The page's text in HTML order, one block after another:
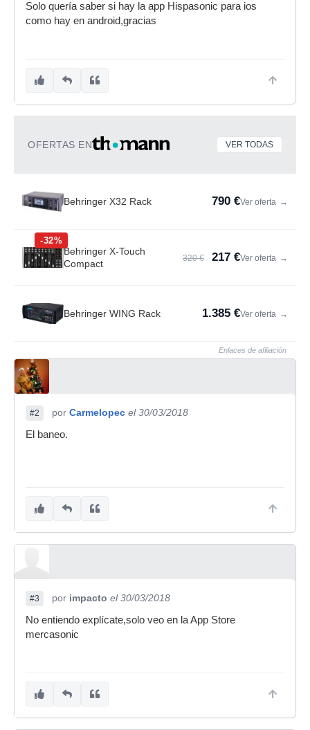
Solo quería saber si hay la app Hispasonic para ios
como hay en android,gracias
OFERTAS EN VER TODAS
Behringer X32 Rack 790 €Ver oferta →
-32%
Behringer X-Touch
Compact
320 € 217 €Ver oferta →
Behringer WING Rack 1.385 €Ver oferta →
Enlaces de afiliación
#2 por Carmelopec el 30/03/2018
El baneo.
#3 por impacto el 30/03/2018
No entiendo explícate,solo veo en la App Store
mercasonic